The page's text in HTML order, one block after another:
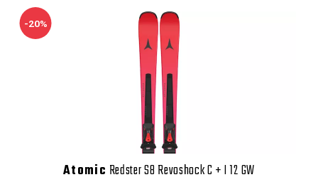
-20%
Atomic Redster S8 Revoshock C + I 12 GW